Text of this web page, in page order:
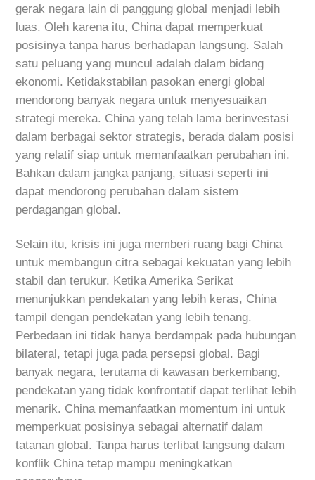
gerak negara lain di panggung global menjadi lebih
luas. Oleh karena itu, China dapat memperkuat
posisinya tanpa harus berhadapan langsung. Salah
satu peluang yang muncul adalah dalam bidang
ekonomi. Ketidakstabilan pasokan energi global
mendorong banyak negara untuk menyesuaikan
strategi mereka. China yang telah lama berinvestasi
dalam berbagai sektor strategis, berada dalam posisi
yang relatif siap untuk memanfaatkan perubahan ini.
Bahkan dalam jangka panjang, situasi seperti ini
dapat mendorong perubahan dalam sistem
perdagangan global.
Selain itu, krisis ini juga memberi ruang bagi China
untuk membangun citra sebagai kekuatan yang lebih
stabil dan terukur. Ketika Amerika Serikat
menunjukkan pendekatan yang lebih keras, China
tampil dengan pendekatan yang lebih tenang.
Perbedaan ini tidak hanya berdampak pada hubungan
bilateral, tetapi juga pada persepsi global. Bagi
banyak negara, terutama di kawasan berkembang,
pendekatan yang tidak konfrontatif dapat terlihat lebih
menarik. China memanfaatkan momentum ini untuk
memperkuat posisinya sebagai alternatif dalam
tatanan global. Tanpa harus terlibat langsung dalam
konflik China tetap mampu meningkatkan